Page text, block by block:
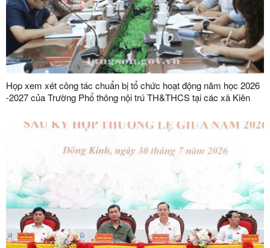
Họp xem xét công tác chuẩn bị tổ chức hoạt động năm học 2026
-2027 của Trường Phổ thông nội trú TH&THCS tại các xã Kiên